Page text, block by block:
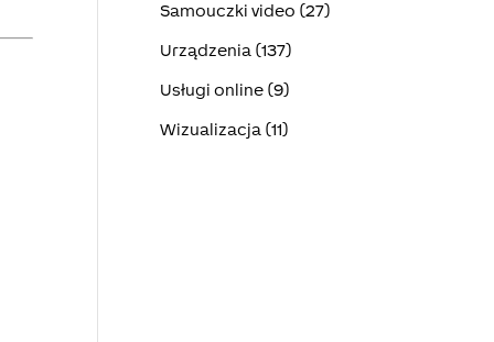
Samouczki video (27)
Urządzenia (137)
Usługi online (9)
Wizualizacja (11)